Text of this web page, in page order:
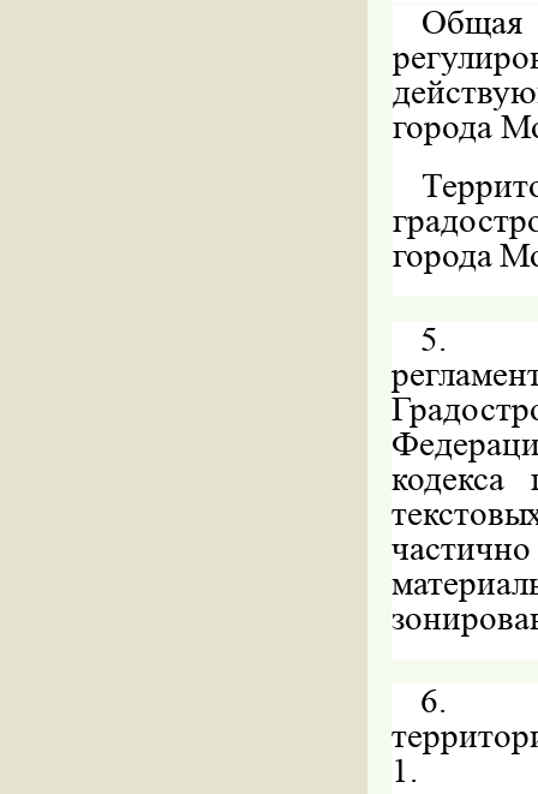
Общая
города
города
5.
6.
1.